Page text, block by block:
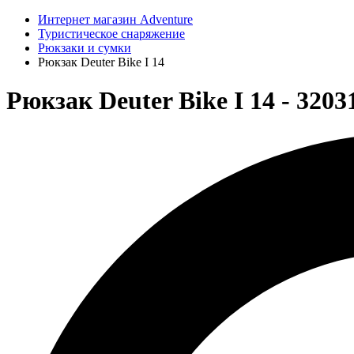
Интернет магазин Adventure
Туристическое снаряжение
Рюкзаки и сумки
Рюкзак Deuter Bike I 14
Рюкзак Deuter Bike I 14 -